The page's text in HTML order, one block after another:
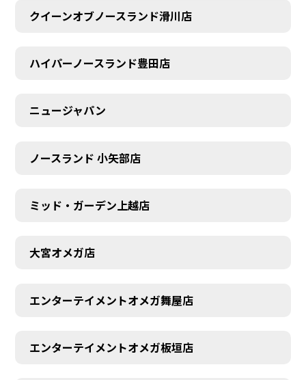
クイーンオブノースランド滑川店
ハイパーノースランド豊田店
ニュージャパン
ノースランド 小矢部店
ミッド・ガーデン上越店
大宮オメガ店
エンターテイメントオメガ舞屋店
エンターテイメントオメガ板垣店